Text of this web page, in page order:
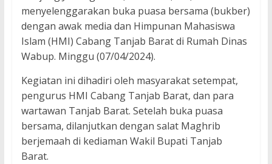
menyelenggarakan buka puasa bersama (bukber)
dengan awak media dan Himpunan Mahasiswa
Islam (HMI) Cabang Tanjab Barat di Rumah Dinas
Wabup. Minggu (07/04/2024).
Kegiatan ini dihadiri oleh masyarakat setempat,
pengurus HMI Cabang Tanjab Barat, dan para
wartawan Tanjab Barat. Setelah buka puasa
bersama, dilanjutkan dengan salat Maghrib
berjemaah di kediaman Wakil Bupati Tanjab
Barat.